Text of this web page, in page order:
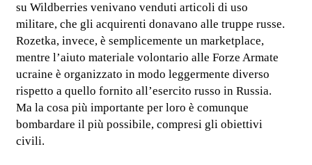
su Wildberries venivano venduti articoli di uso
militare, che gli acquirenti donavano alle truppe russe.
Rozetka, invece, è semplicemente un marketplace,
mentre l’aiuto materiale volontario alle Forze Armate
ucraine è organizzato in modo leggermente diverso
rispetto a quello fornito all’esercito russo in Russia.
Ma la cosa più importante per loro è comunque
bombardare il più possibile, compresi gli obiettivi
civili.